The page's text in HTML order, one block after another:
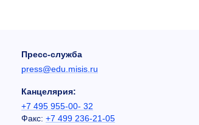
Пресс-служба
press@edu.misis.ru
Канцелярия:
+7 495 955-00- 32
Факс: +7 499 236-21-05